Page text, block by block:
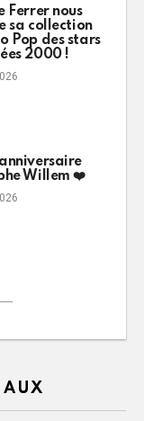
Ferrer nous
sa collection
Pop des stars
2000 !
Willem ❤️